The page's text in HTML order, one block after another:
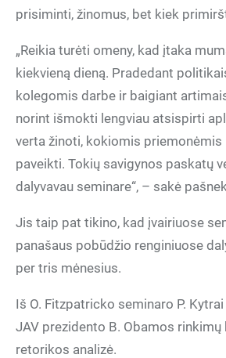
prisiminti, žinomus, bet kiek
„Reikia turėti omeny, kad įtaka
kiekvieną dieną. Pradedant
kolegomis darbe ir baigiant
norint išmokti lengviau atsispirti
verta žinoti, kokiomis priemonėmis
paveikti. Tokių savigynos paskatų
dalyvavau seminare“, – sakė
Jis taip pat tikino, kad įvairiuose
panašaus pobūdžio renginiuose
per tris mėnesius.
Iš O. Fitzpatricko seminaro P.
JAV prezidento B. Obamos rinkimų
retorikos analizė.